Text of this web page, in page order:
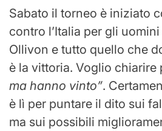
Sabato il torneo è iniziato
contro l’Italia per gli
Ollivon e tutto quello che
è la vittoria. Voglio chiarire
ma hanno vinto”.
è lì per puntare il dito sui
ma sui possibili